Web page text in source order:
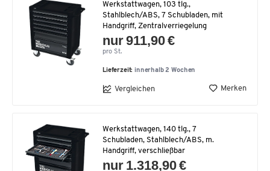
Werkstattwagen, 103 tlg.,
Stahlblech/ABS, 7 Schubladen, mit
Handgriff, Zentralverriegelung
nur 911,90 €
pro St.
Lieferzeit: innerhalb 2 Wochen
Vergleichen Merken
Werkstattwagen, 140 tlg., 7
Schubladen, Stahlblech/ABS, m.
Handgriff, verschließbar
nur 1.318,90 €